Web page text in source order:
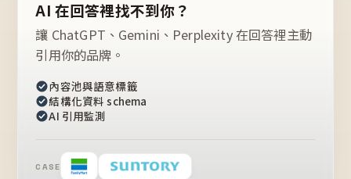
AI 在回答裡找不到你？
讓 ChatGPT、Gemini、Perplexity 在回答裡主動
引用你的品牌。
內容池與語意標籤
結構化資料 schema
AI 引用監測
CASE